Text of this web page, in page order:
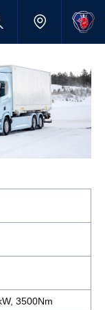
3500Nm